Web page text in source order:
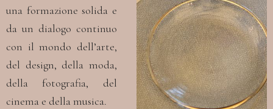
una formazione solida e
da un dialogo continuo
con il mondo dell’arte,
del design, della moda,
della fotografia, del
cinema e della musica.